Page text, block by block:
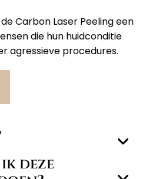
Carbon Laser Peeling een
die hun huidconditie
agressieve procedures.
deze